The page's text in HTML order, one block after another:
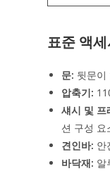
표준 액
문: 뒷문이
압축기:
섀시 및 프
션 구성 요
견인바: 안
바닥재: 알